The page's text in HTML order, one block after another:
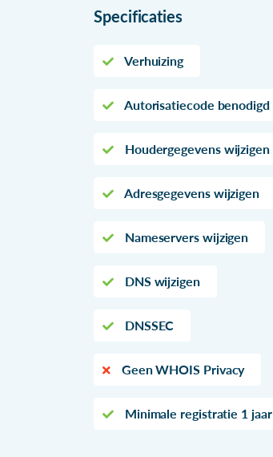
Specificaties
Verhuizing
Autorisatiecode benodigd
Houdergegevens wijzigen
Adresgegevens wijzigen
Nameservers wijzigen
DNS wijzigen
DNSSEC
Geen WHOIS Privacy
Minimale registratie 1 jaar